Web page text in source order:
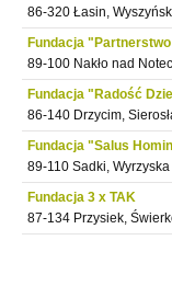
86-320 Łasin,
Fundacja
89-100 Nakło nad
Fundacja "Radość
86-140 Drzycim,
Fundacja "Salus
89-110 Sadki, Wyrzyska
Fundacja 3 x TAK
87-134 Przysiek,